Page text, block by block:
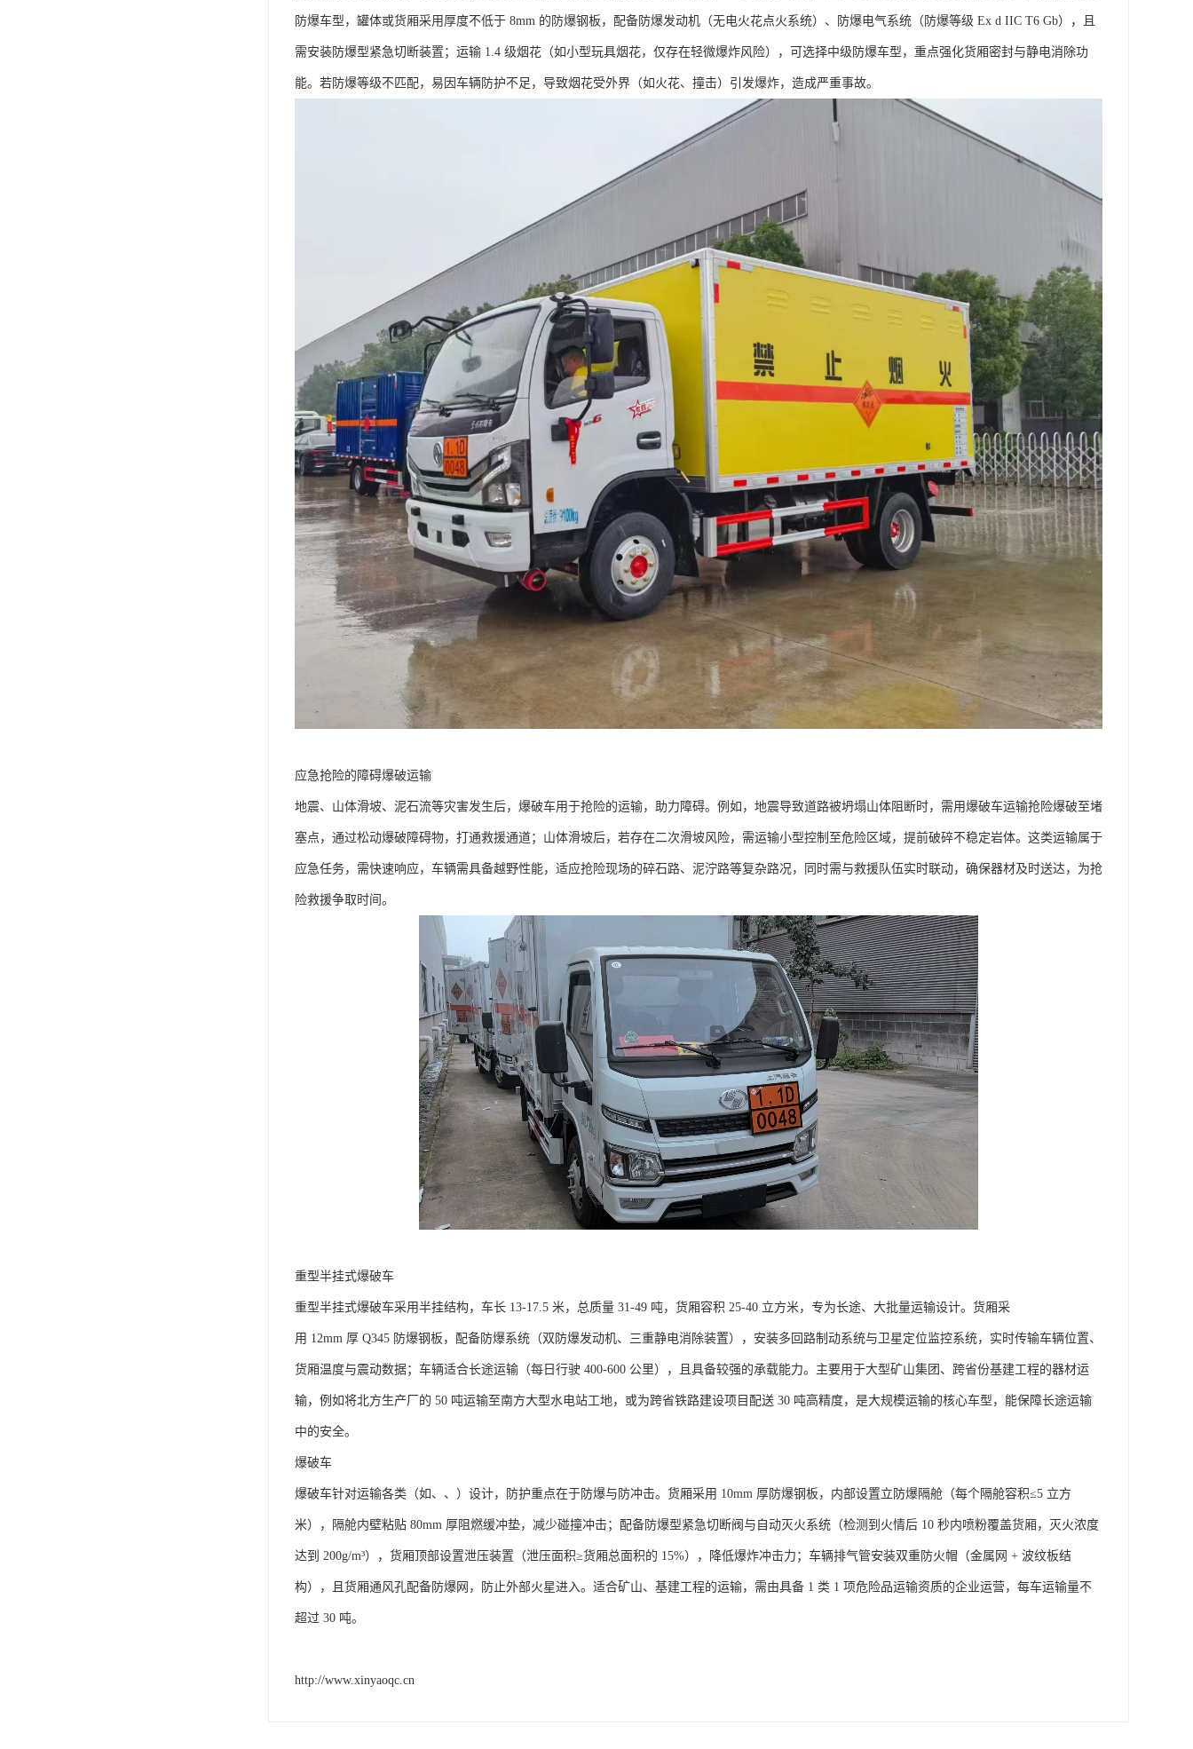
防爆车型，罐体或货厢采用厚度不低于 8mm 的防爆钢板，配备防爆发动机（无电火花点火系统）、防爆电气系统（防爆等级 Ex d IIC T6 Gb），且
需安装防爆型紧急切断装置；运输 1.4 级烟花（如小型玩具烟花，仅存在轻微爆炸风险），可选择中级防爆车型，重点强化货厢密封与静电消除功
能。若防爆等级不匹配，易因车辆防护不足，导致烟花受外界（如火花、撞击）引发爆炸，造成严重事故。​
应急抢险的障碍爆破运输​
地震、山体滑坡、泥石流等灾害发生后，爆破车用于抢险的运输，助力障碍。例如，地震导致道路被坍塌山体阻断时，需用爆破车运输抢险爆破至堵
塞点，通过松动爆破障碍物，打通救援通道；山体滑坡后，若存在二次滑坡风险，需运输小型控制至危险区域，提前破碎不稳定岩体。这类运输属于
应急任务，需快速响应，车辆需具备越野性能，适应抢险现场的碎石路、泥泞路等复杂路况，同时需与救援队伍实时联动，确保器材及时送达，为抢
险救援争取时间。
重型半挂式爆破车​
重型半挂式爆破车采用半挂结构，车长 13-17.5 米，总质量 31-49 吨，货厢容积 25-40 立方米，专为长途、大批量运输设计。货厢采
用 12mm 厚 Q345 防爆钢板，配备防爆系统（双防爆发动机、三重静电消除装置），安装多回路制动系统与卫星定位监控系统，实时传输车辆位置、
货厢温度与震动数据；车辆适合长途运输（每日行驶 400-600 公里），且具备较强的承载能力。主要用于大型矿山集团、跨省份基建工程的器材运
输，例如将北方生产厂的 50 吨运输至南方大型水电站工地，或为跨省铁路建设项目配送 30 吨高精度，是大规模运输的核心车型，能保障长途运输
中的安全。​
爆破车​
爆破车针对运输各类（如、、）设计，防护重点在于防爆与防冲击。货厢采用 10mm 厚防爆钢板，内部设置立防爆隔舱（每个隔舱容积≤5 立方
米），隔舱内壁粘贴 80mm 厚阻燃缓冲垫，减少碰撞冲击；配备防爆型紧急切断阀与自动灭火系统（检测到火情后 10 秒内喷粉覆盖货厢，灭火浓度
达到 200g/m³），货厢顶部设置泄压装置（泄压面积≥货厢总面积的 15%），降低爆炸冲击力；车辆排气管安装双重防火帽（金属网 + 波纹板结
构），且货厢通风孔配备防爆网，防止外部火星进入。适合矿山、基建工程的运输，需由具备 1 类 1 项危险品运输资质的企业运营，每车运输量不
超过 30 吨。​
http://www.xinyaoqc.cn